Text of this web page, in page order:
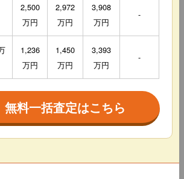
2,500
万円
2,972
万円
3,908
万円
-
1,236
万円
1,450
万円
3,393
万円
-
無料一括査定はこちら